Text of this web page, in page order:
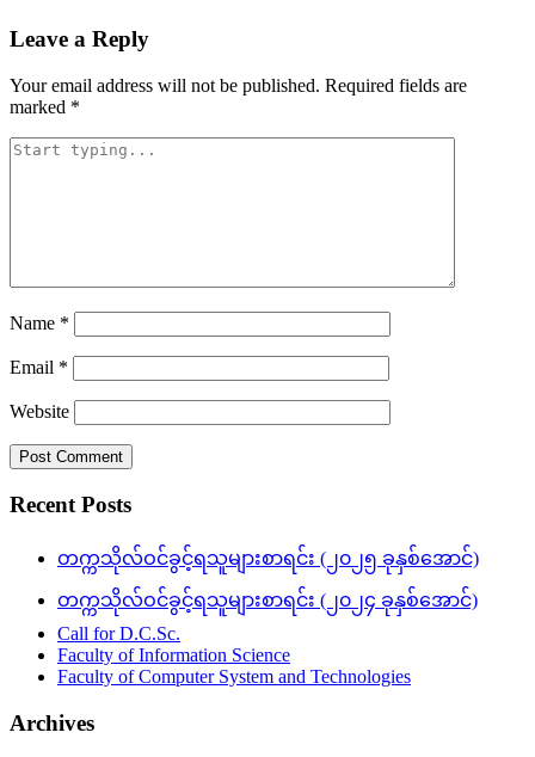
Leave a Reply
Your email address will not be published. Required fields are
marked *
Name *
Email *
Website
Recent Posts
တက္ကသိုလ်ဝင်ခွင့်ရသူများစာရင်း (၂၀၂၅ ခုနှစ်အောင်)
တက္ကသိုလ်ဝင်ခွင့်ရသူများစာရင်း (၂၀၂၄ ခုနှစ်အောင်)
Call for D.C.Sc.
Faculty of Information Science
Faculty of Computer System and Technologies
Archives